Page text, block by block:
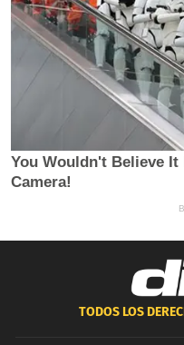
TODOS LOS